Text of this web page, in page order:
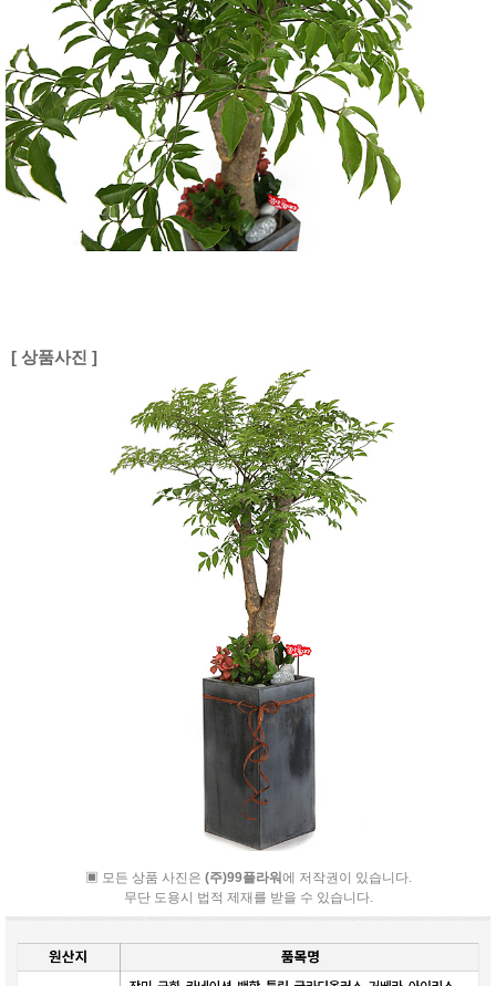
[ 상품사진 ]
▣ 모든 상품 사진은 (주)99플라워에 저작권이 있습니다.
무단 도용시 법적 제재를 받을 수 있습니다.